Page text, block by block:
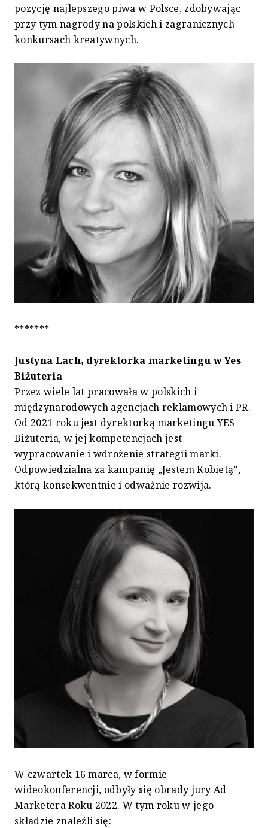
pozycję najlepszego piwa w Polsce, zdobywając
przy tym nagrody na polskich i zagranicznych
konkursach kreatywnych.
*******
Justyna Lach, dyrektorka marketingu w Yes
Biżuteria
Przez wiele lat pracowała w polskich i
międzynarodowych agencjach reklamowych i PR.
Od 2021 roku jest dyrektorką marketingu YES
Biżuteria, w jej kompetencjach jest
wypracowanie i wdrożenie strategii marki.
Odpowiedzialna za kampanię „Jestem Kobietą”,
którą konsekwentnie i odważnie rozwija.
W czwartek 16 marca, w formie
wideokonferencji, odbyły się obrady jury Ad
Marketera Roku 2022. W tym roku w jego
składzie znaleźli się: